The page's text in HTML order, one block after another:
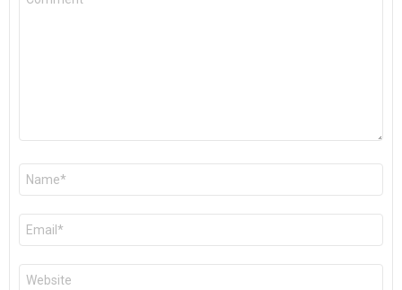
Nom
E-
mail
*
Site
web